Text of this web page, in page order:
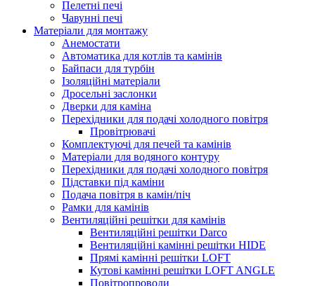
Пелетні печі
Чавунні печі
Матеріали для монтажу
Анемостати
Автоматика для котлів та камінів
Байпаси для турбін
Ізоляційні матеріали
Дросельні заслонки
Дверки для каміна
Перехідники для подачі холодного повітря
Провітрювачі
Комплектуючі для печей та камінів
Матеріали для водяного контуру
Перехідники для подачі холодного повітря
Підставки під каміни
Подача повітря в камін/піч
Рамки для камінів
Вентиляційні решітки для камінів
Вентиляційні решітки Darco
Вентиляційні камінні решітки HIDE
Прямі камінні решітки LOFT
Кутові камінні решітки LOFT ANGLE
Повітропроводи